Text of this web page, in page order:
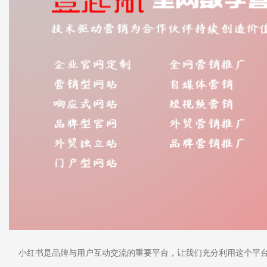
小红书是品牌与用户互动交流的重要平台，让我们充分利用这个平